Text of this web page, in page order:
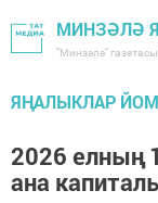
МИНЗӘЛӘ
"Минзәлә"
ЯҢАЛЫКЛАР
2026 елның
ана